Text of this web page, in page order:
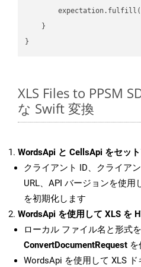
    }
XLS Files to PPSM
な Swift 変換
WordsApi と CellsApi をセッ
クライアント ID、クライア
URL、API バージョンを使用
を初期化します
WordsApi を使用して XLS を
ローカル ファイル名と形式
ConvertDocumentRequest を
WordsApi を使用して XLS